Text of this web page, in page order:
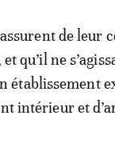
de leur
qu’il ne
établissement
intérieur et